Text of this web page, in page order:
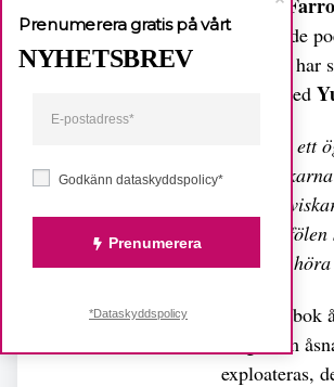
tongivande
dramatik
samtal med
Det finns ett
och
om man
men om
kan man
I sin nya
nu genom
exploateras,
Godkänn dataskyddspolicy*
Prenumerera
Prenumerera gratis på vårt
NYHETSBREV
*Dataskyddspolicy